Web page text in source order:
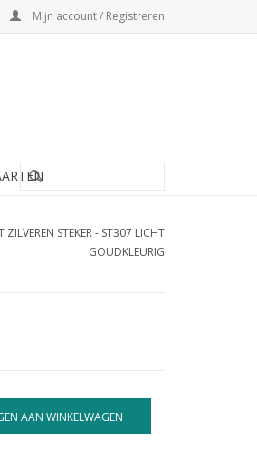
Mijn account / Registreren
STEKER - ST307 LICHT
GOUDKLEURIG
AAN WINKELWAGEN